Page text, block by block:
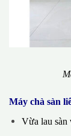
Máy chà sàn
Vừa lau sàn